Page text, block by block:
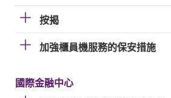
按揭
加強櫃員機服務的保安措施
國際金融中心